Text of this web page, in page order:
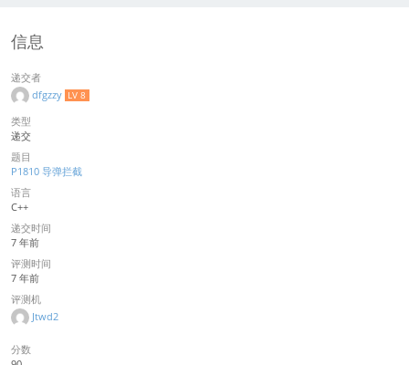
信息
递交者
dfgzzy LV 8
类型
递交
题目
P1810 导弹拦截
语言
C++
递交时间
7 年前
评测时间
7 年前
评测机
Jtwd2
分数